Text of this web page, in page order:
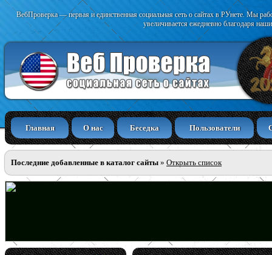
ВебПроверка — первая и единственная социальная сеть о сайтах в РУнете. Мы
увеличивается ежедневно благодаря
Главная О нас Беседка Пользователи
Последние добавленные в каталог сайты » Открыть список